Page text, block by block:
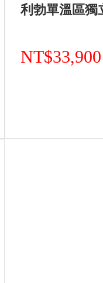
NT$33,900